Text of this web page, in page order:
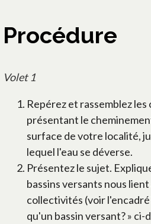
Procédure
Volet 1
Repérez et rassemblez
présentant le
surface de votre localité,
lequel l'eau se déverse.
Présentez le sujet.
bassins versants nous
collectivités (voir
qu'un bassin versant? » ci-